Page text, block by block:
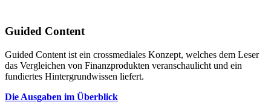
Guided Content
Guided Content ist ein crossmediales Konzept, welches dem Leser
das Vergleichen von Finanzprodukten veranschaulicht und ein
fundiertes Hintergrundwissen liefert.
Die Ausgaben im Überblick